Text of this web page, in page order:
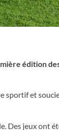
édition
sportif et
Des jeux ont